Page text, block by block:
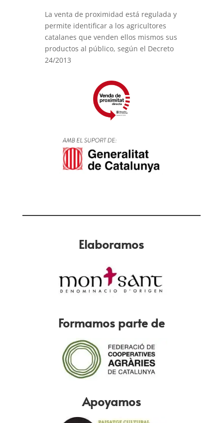
La venta de proximidad está regulada y
permite identificar a los agricultores
catalanes que venden ellos mismos sus
productos al público, según el Decreto
24/2013
Elaboramos
Formamos parte de
Apoyamos